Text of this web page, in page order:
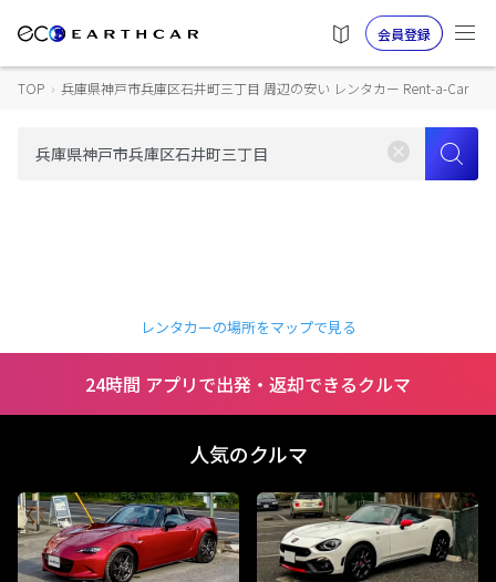
会員登録
TOP › 兵庫県神戸市兵庫区石井町三丁目 周辺の安い レンタカー Rent-a-Car
レンタカーの場所をマップで見る
24時間 アプリで出発・返却できるクルマ
人気のクルマ